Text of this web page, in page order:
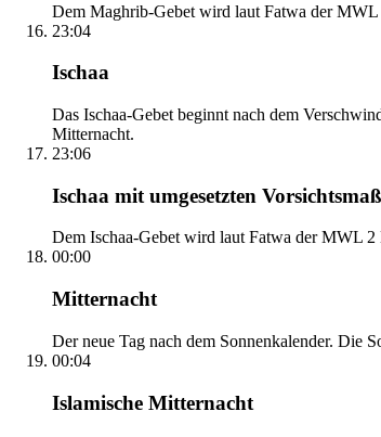
Dem Maghrib-Gebet wird laut Fatwa der
23:04
Ischaa
Das Ischaa-Gebet beginnt nach dem
Mitternacht.
23:06
Ischaa mit umgesetzten
Dem Ischaa-Gebet wird laut Fatwa der MWL
00:00
Mitternacht
Der neue Tag nach dem Sonnenkalender. Die
00:04
Islamische Mitternacht